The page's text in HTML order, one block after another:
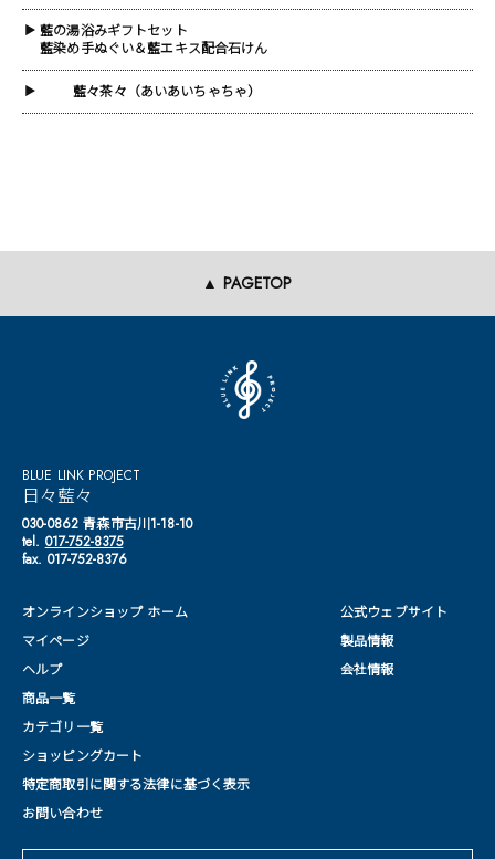
▶ 藍の湯浴みギフトセット
藍染め手ぬぐい＆藍エキス配合石けん
▶ 藍々茶々（あいあいちゃちゃ）
▲ PAGETOP
BLUE LINK PROJECT
日々藍々
030-0862 青森市古川1-18-10
tel. 017-752-8375
fax. 017-752-8376
オンラインショップ ホーム
マイページ
ヘルプ
商品一覧
カテゴリ一覧
ショッピングカート
特定商取引に関する法律に基づく表示
お問い合わせ
公式ウェブサイト
製品情報
会社情報